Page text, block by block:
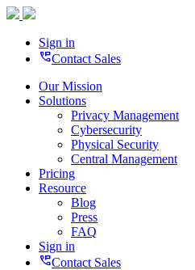
Sign in
perm_phone_msgContact Sales
Our Mission
Solutions
Privacy Management
Cybersecurity
Physical Security
Central Management
Pricing
Resource
Blog
Press
FAQ
Sign in
perm_phone_msgContact Sales